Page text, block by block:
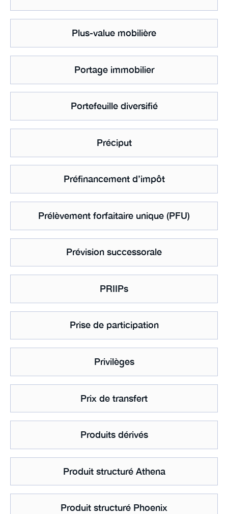
Plus-value mobilière
Portage immobilier
Portefeuille diversifié
Préciput
Préfinancement d’impôt
Prélèvement forfaitaire unique (PFU)
Prévision successorale
PRIIPs
Prise de participation
Privilèges
Prix de transfert
Produits dérivés
Produit structuré Athena
Produit structuré Phoenix